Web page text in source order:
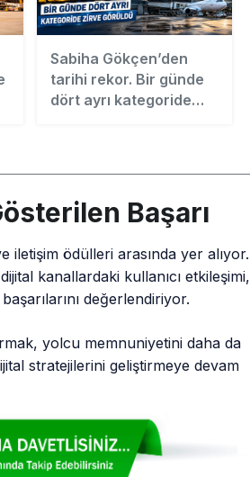
Sabiha Gökçen’den
tarihi rekor. Bir günde
dört ayrı kategoride
Başarı
iletişim ödülleri arasında yer alıyor.
kanallardaki kullanıcı etkileşimi,
değerlendiriyor.
yolcu memnuniyetini daha da
stratejilerini geliştirmeye devam